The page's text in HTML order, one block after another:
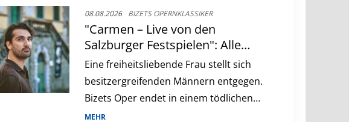
08.08.2026 BIZETS OPERNKLASSIKER
"Carmen – Live von den
Salzburger Festspielen": Alle
Infos zur ARTE-Oper mit Asmik
Grigorian
Eine freiheitsliebende Frau stellt sich
besitzergreifenden Männern entgegen.
Bizets Oper endet in einem tödlichen
Drama aus Eifersucht.
MEHR